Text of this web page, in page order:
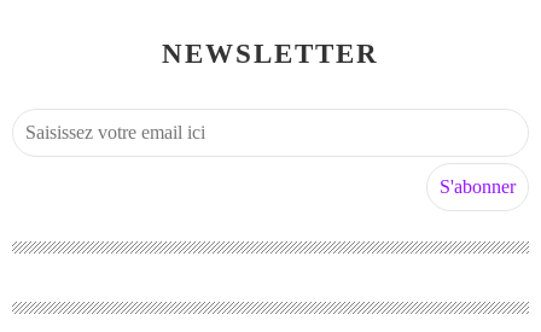
NEWSLETTER